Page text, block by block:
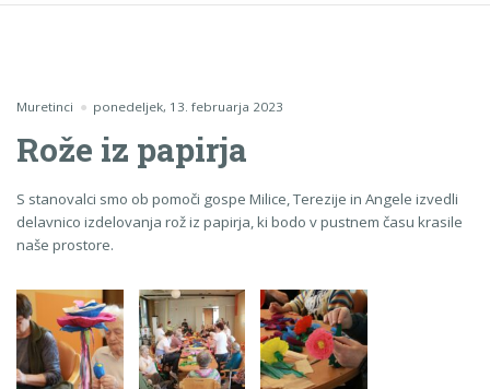
Muretinci ponedeljek, 13. februarja 2023
Rože iz papirja
S stanovalci smo ob pomoči gospe Milice, Terezije in Angele izvedli
delavnico izdelovanja rož iz papirja, ki bodo v pustnem času krasile
naše prostore.